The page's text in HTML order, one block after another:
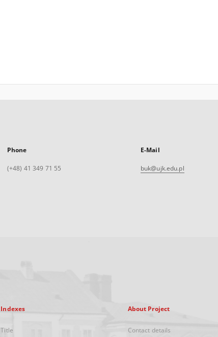
Phone
(+48) 41 349 71 55
E-Mail
buk@ujk.edu.pl
Indexes
Title
About Project
Contact details